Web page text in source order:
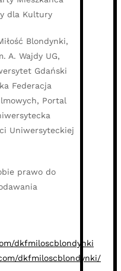
dla Kultury
Blondynki,
A. Wajdy UG,
Gdański
Federacja
Portal
Uniwersyteckiej
prawo do
dkfmiloscblondynki
dkfmiloscblondynki/